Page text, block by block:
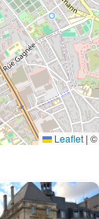
Leaflet | ©